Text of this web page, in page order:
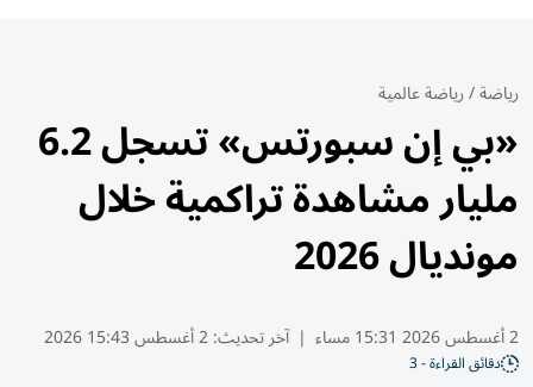
رياضة/رياضة عالمية
«بي إن سبورتس» تسجل 6.2
مليار مشاهدة تراكمية خلال
مونديال 2026
2 أغسطس 2026 15:31 مساء | آخر تحديث:2 أغسطس 15:43 2026
دقائق القراءة - 3